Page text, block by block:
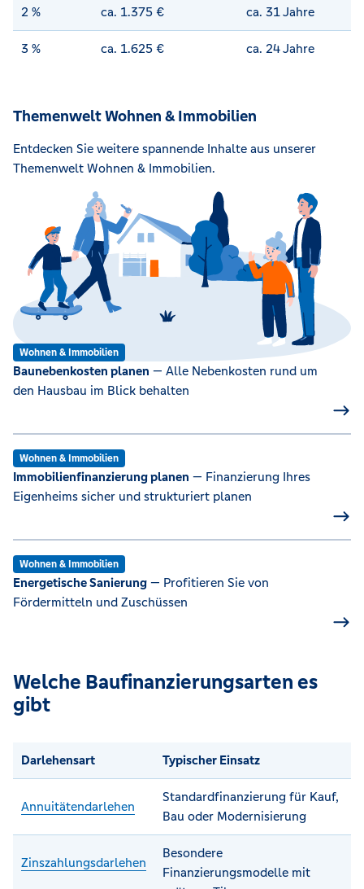
2 % ca. 1.375 € ca. 31 Jahre
3 % ca. 1.625 € ca. 24 Jahre
Themenwelt Wohnen & Immobilien
Entdecken Sie weitere spannende Inhalte aus unserer
Themenwelt Wohnen & Immobilien.
Wohnen & Immobilien
Baunebenkosten planen — Alle Nebenkosten rund um
den Hausbau im Blick behalten
Wohnen & Immobilien
Immobilienfinanzierung planen — Finanzierung Ihres
Eigenheims sicher und strukturiert planen
Wohnen & Immobilien
Energetische Sanierung — Profitieren Sie von
Fördermitteln und Zuschüssen
Welche Baufinanzierungsarten es
gibt
Darlehensart Typischer Einsatz
Annuitätendarlehen
Standardfinanzierung für Kauf,
Bau oder Modernisierung
Zinszahlungsdarlehen
Besondere
Finanzierungsmodelle mit